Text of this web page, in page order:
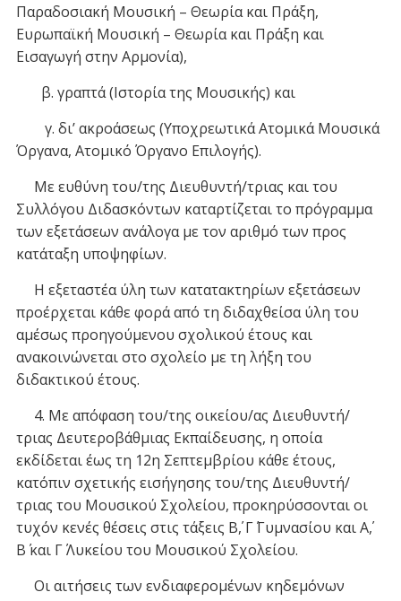
Παραδοσιακή Μουσική – Θεωρία και Πράξη,
Ευρωπαϊκή Μουσική – Θεωρία και Πράξη και
Εισαγωγή στην Αρμονία),
β. γραπτά (Ιστορία της Μουσικής) και
γ. δι’ ακροάσεως (Υποχρεωτικά Ατομικά Μουσικά
Όργανα, Ατομικό Όργανο Επιλογής).
Με ευθύνη του/της Διευθυντή/τριας και του
Συλλόγου Διδασκόντων καταρτίζεται το πρόγραμμα
των εξετάσεων ανάλογα με τον αριθμό των προς
κατάταξη υποψηφίων.
Η εξεταστέα ύλη των κατατακτηρίων εξετάσεων
προέρχεται κάθε φορά από τη διδαχθείσα ύλη του
αμέσως προηγούμενου σχολικού έτους και
ανακοινώνεται στο σχολείο με τη λήξη του
διδακτικού έτους.
4. Με απόφαση του/της οικείου/ας Διευθυντή/
τριας Δευτεροβάθμιας Εκπαίδευσης, η οποία
εκδίδεται έως τη 12η Σεπτεμβρίου κάθε έτους,
κατόπιν σχετικής εισήγησης του/της Διευθυντή/
τριας του Μουσικού Σχολείου, προκηρύσσονται οι
τυχόν κενές θέσεις στις τάξεις Β΄, Γ΄ Γυμνασίου και Α΄,
Β΄ και Γ΄ Λυκείου του Μουσικού Σχολείου.
Οι αιτήσεις των ενδιαφερομένων κηδεμόνων